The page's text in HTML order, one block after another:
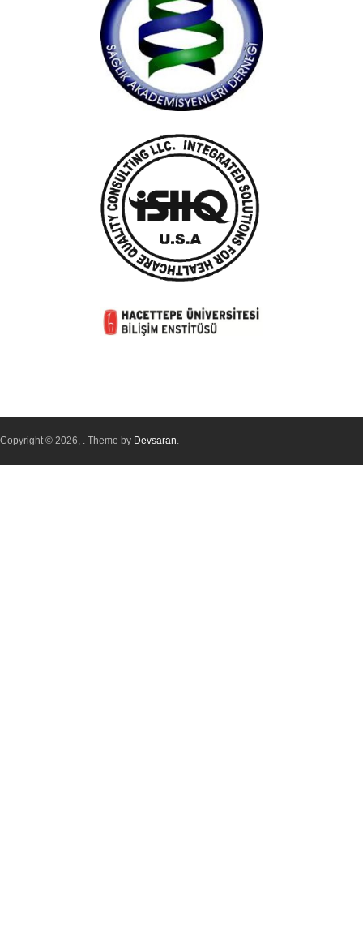
Copyright © 2026, . Theme by Devsaran.